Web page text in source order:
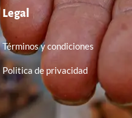
Legal
Términos y condiciones
Politica de privacidad